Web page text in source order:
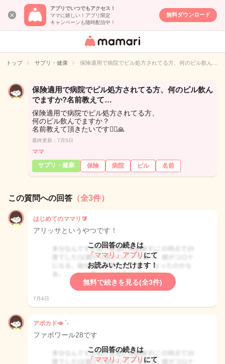
アプリでいつでもアクセス！
ママに嬉しい！アプリ限定
キャンペーンも随時配信中！
無料ダウンロード
女性専用匿名QA
イト
トップ サプリ・健康 保険適用で病院でピル処方されてる方、何のピル飲ん…
保険適用で病院でピル処方されてる方、何のピル飲ん
でますか?名前教えて…
保険適用で病院でピル処方されてる方、
何のピル飲んでますか？
名前教えて頂きたいです🙇‍♀️🙏
最終更新：7月5日
ママ
サプリ・健康
保険 病院 ピル 名前
この質問への回答 （全3件）
はじめてのママリ🔰
アリッサというやつです！
この回答の続きは
「ママリ」アプリ にて
お読みいただけます！
無料で続きを見る(全3件)
7月4日
アボカド🥑 ´-
ファボワール28です
この回答の続きは
「ママリ」アプリ にて